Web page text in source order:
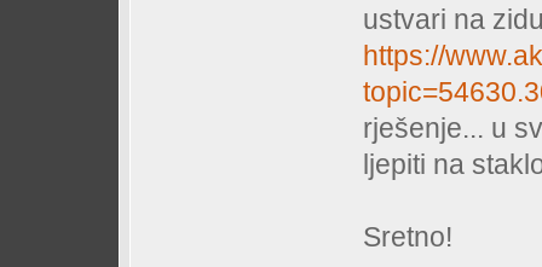
ustvari na
https://
rješenje... u
ljepiti na
Sretno!